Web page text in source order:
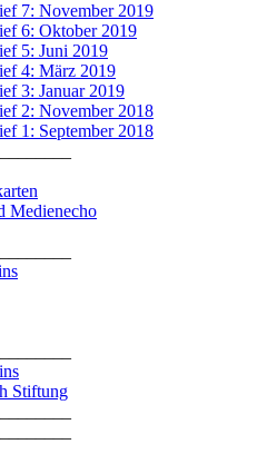
7: November 2019
6: Oktober 2019
5: Juni 2019
4: März 2019
3: Januar 2019
2: November 2018
1: September 2018
Medienecho
Stiftung